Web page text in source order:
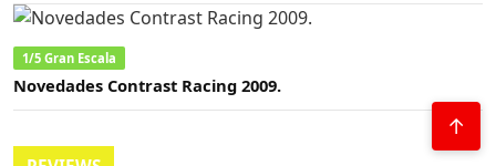
1/5 Gran Escala
Novedades Contrast Racing 2009.
↑